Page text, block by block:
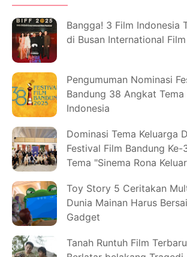
Bangga! 3 Film Indonesia
di Busan International
Pengumuman Nominasi
Bandung 38 Angkat Tema
Indonesia
Dominasi Tema Keluarga
Festival Film Bandung
Tema "Sinema Rona
Toy Story 5 Ceritakan
Dunia Mainan Harus
Gadget
Tanah Runtuh Film